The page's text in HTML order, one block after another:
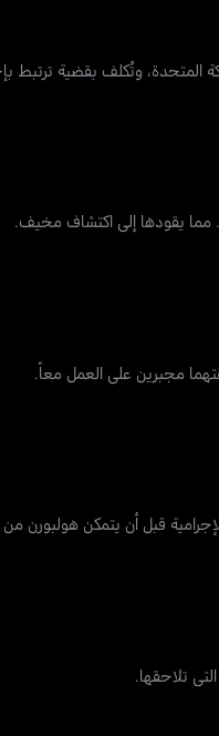
وتُكلف بقضية ترتبط
مما يقودها إلى اكتشاف مخيف.
مجبرين على العمل معاً.
قبل أن يتمكن هولبورن
تلاحقها.